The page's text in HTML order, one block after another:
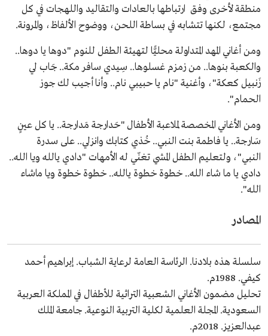
منطقة لأخرى وفق ارتباطها بالعادات والتقاليد واللهجات في كل
مجتمع، لكنها تتشابه في بساطة اللحن، ووضوح الألفاظ، والمرونة.
ومن أغاني المهد المتداولة محليًّا لتهيئة الطفل للنوم "دوها يا دوها..
والكعبة بنوها.. من زمزم غسلوها.. سِيدي سافر مكة.. جَاب لي
زَنبيل كعكة"، وأغنية "نام يا حبيبي نام.. وأنا أجيب لك جوز
الحمام".
ومن الأغاني المخصصة لملاعبة الأطفال "حَدارجة مَدارجة.. يا كل عينٍ
سَارجة.. يا فاطمة بنت النبي.. خُذي كتابك وانزلي.. على سدرة
النبي"، ولتعليم الطفل المشي تغنّي له الأمهات "دادي يالله ويا الله..
دادي يا ما شاء الله.. خطوة خطوة يالله.. خطوة خطوة ويا ماشاء
الله".
المصادر
سلسلة هذه بلادنا. الرئاسة العامة لرعاية الشباب. إبراهيم أحمد
كيفي. 1988م.
تحليل مضمون الأغاني الشعبية التراثية للأطفال في المملكة العربية
السعودية. المجلة العلمية لكلية التربية النوعية. جامعة الملك
عبدالعزيز. 2018م.